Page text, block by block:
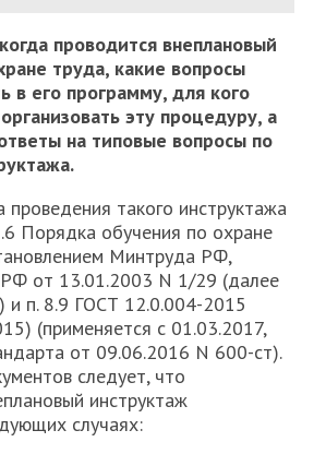
проводится внеплановый
труда, какие вопросы
в его программу, для кого
эту процедуру, а
на типовые вопросы по
проведения такого инструктажа
Порядка обучения по охране
Минтруда РФ,
от 13.01.2003 N 1/29 (далее
и п. 8.9 ГОСТ 12.0.004-2015
(применяется с 01.03.2017,
от 09.06.2016 N 600-ст).
следует, что
инструктаж
случаях: